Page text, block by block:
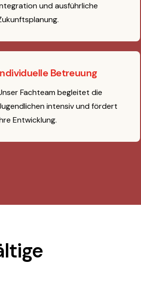
und ausführliche
Betreuung
Fachteam begleitet die
intensiv und fördert
Entwicklung.